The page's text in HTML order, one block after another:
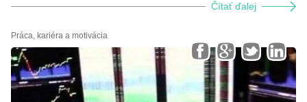
Čítať ďalej
Práca, kariéra a motivácia